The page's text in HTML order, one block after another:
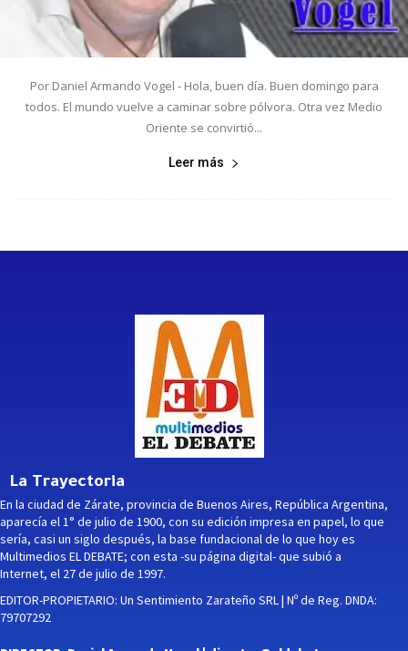
Por Daniel Armando Vogel - Hola, buen día. Buen domingo para
todos. El mundo vuelve a caminar sobre pólvora. Otra vez Medio
Oriente se convirtió...
Leer más
La Trayectoria
En la ciudad de Zárate, provincia de Buenos Aires, República Argentina,
aparecía el 1° de julio de 1900, con su edición impresa en papel, lo que
sería, casi un siglo después, la base fundacional de lo que hoy es
Multimedios EL DEBATE; con esta -su página digital- que subió a
Internet, el 27 de julio de 1997.
EDITOR-PROPIETARIO: Un Sentimiento Zarateño SRL | Nº de Reg. DNDA:
79707292